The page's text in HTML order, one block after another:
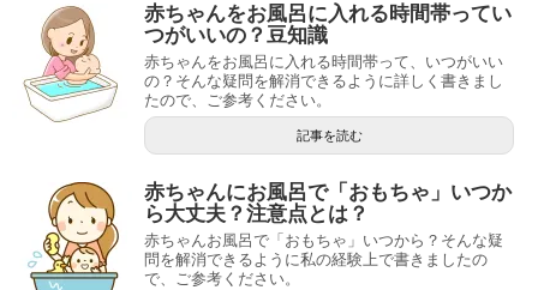
赤ちゃんをお風呂に入れる時間帯ってい
つがいいの？豆知識
赤ちゃんをお風呂に入れる時間帯って、いつがいい
の？そんな疑問を解消できるように詳しく書きまし
たので、ご参考ください。
記事を読む
赤ちゃんにお風呂で「おもちゃ」いつか
ら大丈夫？注意点とは？
赤ちゃんお風呂で「おもちゃ」いつから？そんな疑
問を解消できるように私の経験上で書きましたの
で、ご参考ください。